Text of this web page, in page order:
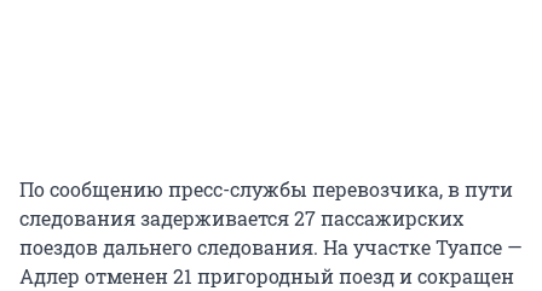
По сообщению пресс-службы перевозчика, в пути
следования задерживается 27 пассажирских
поездов дальнего следования. На участке Туапсе —
Адлер отменен 21 пригородный поезд и сокращен